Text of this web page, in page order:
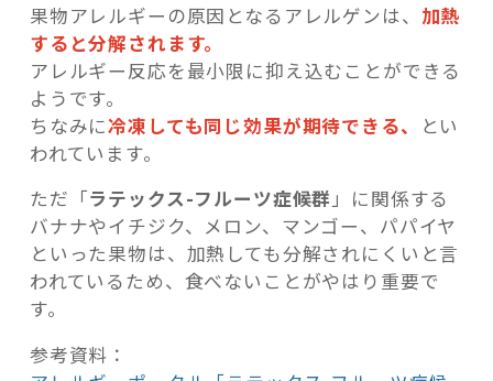
果物アレルギーの原因となるアレルゲンは、 加熱
すると分解されます。
アレルギー反応を最小限に抑え込むことができる
ようです。
ちなみに冷凍しても同じ効果が期待できる、
とい
われています。
ただ「ラテックス-フルーツ症候群」に関係する
バナナやイチジク、メロン、マンゴー、パパイヤ
といった果物は、加熱しても分解されにくいと言
われているため、食べないことがやはり重要で
す。
参考資料：